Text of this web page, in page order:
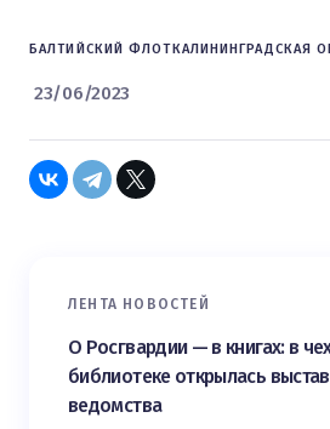
БАЛТИЙСКИЙ ФЛОТКАЛИНИНГРАДСКАЯ
23/06/2023
ЛЕНТА НОВОСТЕЙ
О Росгвардии — в книгах: в
библиотеке открылась
ведомства